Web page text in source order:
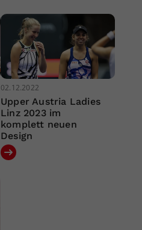
02.12.2022
Upper Austria Ladies
Linz 2023 im
komplett neuen
Design